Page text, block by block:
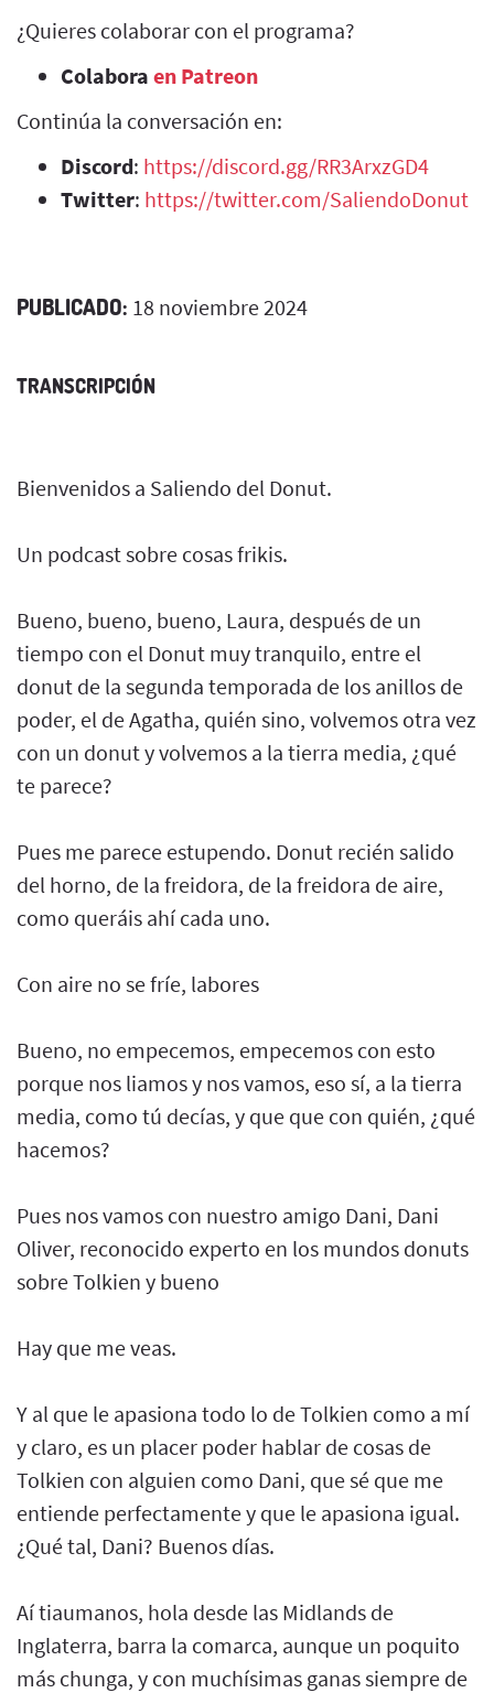
¿Quieres colaborar con el programa?
Colabora en Patreon
Continúa la conversación en:
Discord: https://discord.gg/RR3ArxzGD4
Twitter: https://twitter.com/SaliendoDonut
PUBLICADO: 18 noviembre 2024
TRANSCRIPCIÓN
Bienvenidos a Saliendo del Donut.
Un podcast sobre cosas frikis.
Bueno, bueno, bueno, Laura, después de un
tiempo con el Donut muy tranquilo, entre el
donut de la segunda temporada de los anillos de
poder, el de Agatha, quién sino, volvemos otra vez
con un donut y volvemos a la tierra media, ¿qué
te parece?
Pues me parece estupendo. Donut recién salido
del horno, de la freidora, de la freidora de aire,
como queráis ahí cada uno.
Con aire no se fríe, labores
Bueno, no empecemos, empecemos con esto
porque nos liamos y nos vamos, eso sí, a la tierra
media, como tú decías, y que que con quién, ¿qué
hacemos?
Pues nos vamos con nuestro amigo Dani, Dani
Oliver, reconocido experto en los mundos donuts
sobre Tolkien y bueno
Hay que me veas.
Y al que le apasiona todo lo de Tolkien como a mí
y claro, es un placer poder hablar de cosas de
Tolkien con alguien como Dani, que sé que me
entiende perfectamente y que le apasiona igual.
¿Qué tal, Dani? Buenos días.
Aí tiaumanos, hola desde las Midlands de
Inglaterra, barra la comarca, aunque un poquito
más chunga, y con muchísimas ganas siempre de